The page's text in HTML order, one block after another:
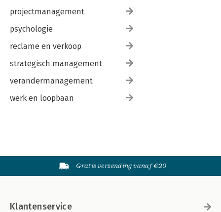
projectmanagement
psychologie
reclame en verkoop
strategisch management
verandermanagement
werk en loopbaan
Gratis verzending vanaf €20
Klantenservice